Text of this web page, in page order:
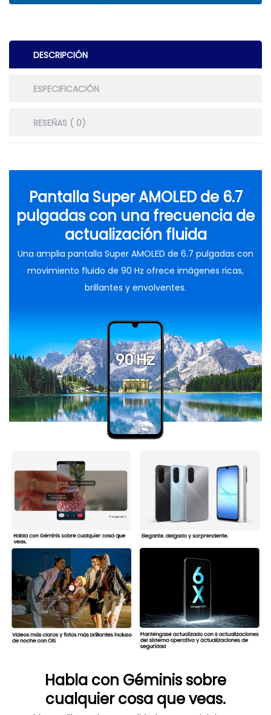
DESCRIPCIÓN
ESPECIFICACIÓN
RESEÑAS ( 0)
Pantalla Super AMOLED de 6.7
pulgadas con una frecuencia de
actualización fluida
Una amplia pantalla Super AMOLED de 6.7 pulgadas con
movimiento fluido de 90 Hz ofrece imágenes ricas,
brillantes y envolventes.
Habla con Géminis sobre
cualquier cosa que veas.